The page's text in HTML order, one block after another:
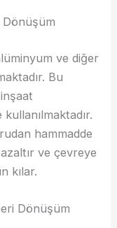
Dönüşüm
ve diğer
Bu
hammadde
ve çevreye
kılar.
Dönüşüm